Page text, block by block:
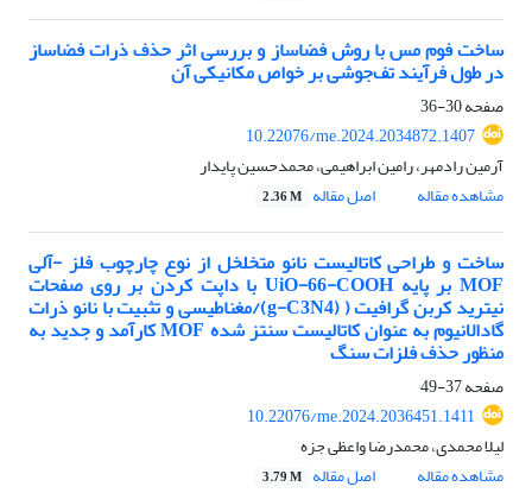
ساخت فوم مس با روش فضا‌ساز و بررسی اثر حذف ذرات فضا‌ساز
در طول فرآیند تف‌جوشی بر خواص مکانیکی آن
صفحه30-36
10.22076/me.2024.2034872.1407
آرمین رادمهر، رامین ابراهیمی، محمدحسین پایدار
مشاهده مقاله
اصل مقاله 2.36 M
ساخت و طراحی کاتالیست نانو متخلخل از نوع چارچوب فلز -آلی
MOF بر پایه UiO-66-COOH با داپت کردن بر روی صفحات
نیترید کربن گرافیت ( (g-C3N4)/مغناطیسی و تثبیت با نانو ذرات
گادالانیوم به عنوان کاتالیست سنتز شده MOF کارآمد و جدید به
منظور حذف فلزات سنگ
صفحه37-49
10.22076/me.2024.2036451.1411
لیلا محمدی، محمدرضا واعظی جزه
مشاهده مقاله
اصل مقاله 3.79 M